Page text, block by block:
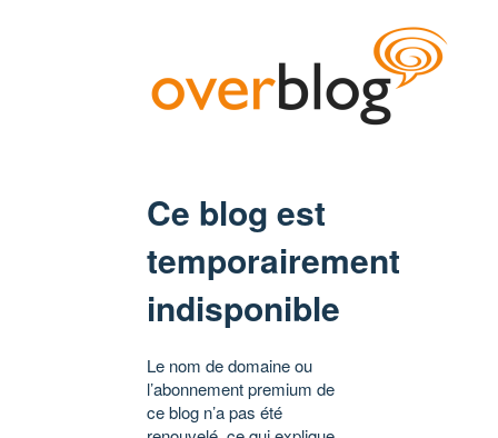
Ce blog est
temporairement
indisponible
Le nom de domaine ou
l’abonnement premium de
ce blog n’a pas été